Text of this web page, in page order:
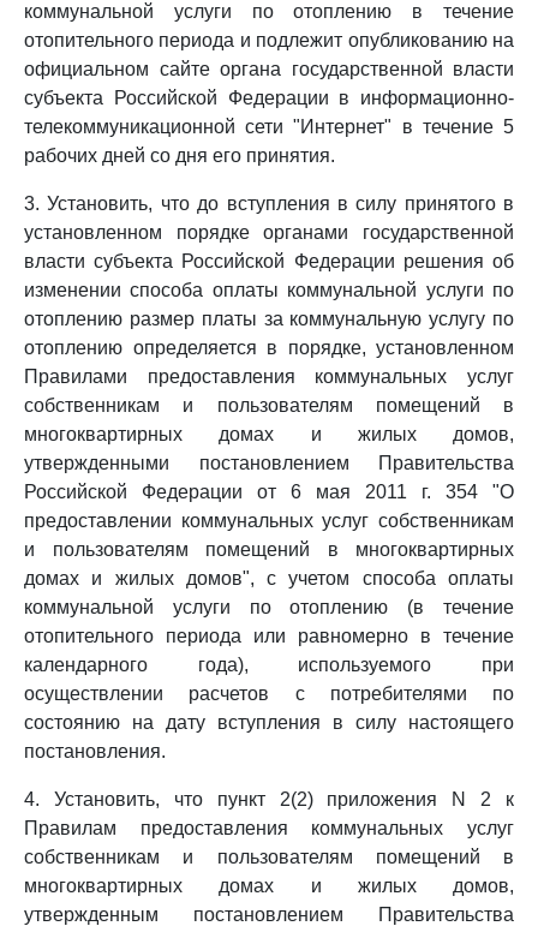
коммунальной услуги по отоплению в течение
отопительного периода и подлежит опубликованию на
официальном сайте органа государственной власти
субъекта Российской Федерации в информационно-
телекоммуникационной сети "Интернет" в течение 5
рабочих дней со дня его принятия.
3. Установить, что до вступления в силу принятого в
установленном порядке органами государственной
власти субъекта Российской Федерации решения об
изменении способа оплаты коммунальной услуги по
отоплению размер платы за коммунальную услугу по
отоплению определяется в порядке, установленном
Правилами предоставления коммунальных услуг
собственникам и пользователям помещений в
многоквартирных домах и жилых домов,
утвержденными постановлением Правительства
Российской Федерации от 6 мая 2011 г. 354 "О
предоставлении коммунальных услуг собственникам
и пользователям помещений в многоквартирных
домах и жилых домов", с учетом способа оплаты
коммунальной услуги по отоплению (в течение
отопительного периода или равномерно в течение
календарного года), используемого при
осуществлении расчетов с потребителями по
состоянию на дату вступления в силу настоящего
постановления.
4. Установить, что пункт 2(2) приложения N 2 к
Правилам предоставления коммунальных услуг
собственникам и пользователям помещений в
многоквартирных домах и жилых домов,
утвержденным постановлением Правительства